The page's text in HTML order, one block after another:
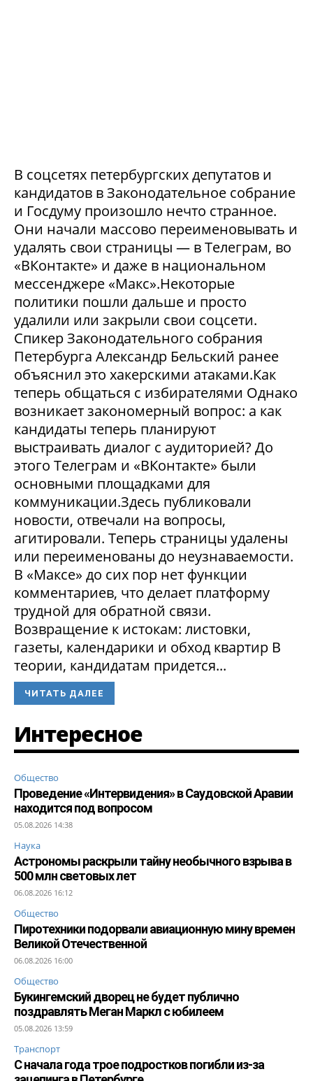
В соцсетях петербургских депутатов и
кандидатов в Законодательное собрание
и Госдуму произошло нечто странное.
Они начали массово переименовывать и
удалять свои страницы — в Телеграм, во
«ВКонтакте» и даже в национальном
мессенджере «Макс».Некоторые
политики пошли дальше и просто
удалили или закрыли свои соцсети.
Спикер Законодательного собрания
Петербурга Александр Бельский ранее
объяснил это хакерскими атаками.Как
теперь общаться с избирателями Однако
возникает закономерный вопрос: а как
кандидаты теперь планируют
выстраивать диалог с аудиторией? До
этого Телеграм и «ВКонтакте» были
основными площадками для
коммуникации.Здесь публиковали
новости, отвечали на вопросы,
агитировали. Теперь страницы удалены
или переименованы до неузнаваемости.
В «Максе» до сих пор нет функции
комментариев, что делает платформу
трудной для обратной связи.
Возвращение к истокам: листовки,
газеты, календарики и обход квартир В
теории, кандидатам придется...
ЧИТАТЬ ДАЛЕЕ
Интересное
Общество
Проведение «Интервидения» в Саудовской Аравии
находится под вопросом
05.08.2026 14:38
Наука
Астрономы раскрыли тайну необычного взрыва в
500 млн световых лет
06.08.2026 16:12
Общество
Пиротехники подорвали авиационную мину времен
Великой Отечественной
06.08.2026 16:00
Общество
Букингемский дворец не будет публично
поздравлять Меган Маркл с юбилеем
05.08.2026 13:59
Транспорт
С начала года трое подростков погибли из-за